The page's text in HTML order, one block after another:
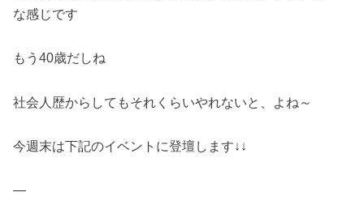
な感じです
もう40歳だしね
社会人歴からしてもそれくらいやれないと、よね～
今週末は下記のイベントに登壇します↓↓
—